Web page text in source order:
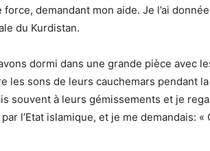
demandant mon aide. Je l’ai
du Kurdistan.
dormi dans une grande pièce avec
les sons de leurs cauchemars pendant
souvent à leurs gémissements et je
l’Etat islamique, et je me demandais: «